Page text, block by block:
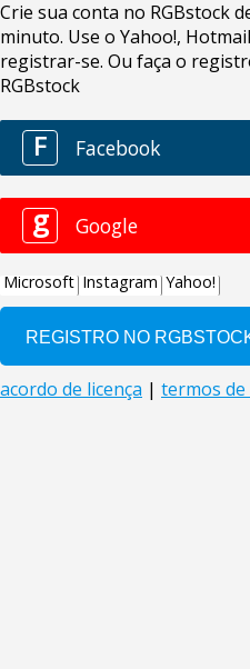
Crie sua conta no RGBstock
minuto. Use o Yahoo!,
registrar-se. Ou faça o
RGBstock
F Facebook
g Google
Microsoft Instagram Yahoo!
acordo de licença | termos de